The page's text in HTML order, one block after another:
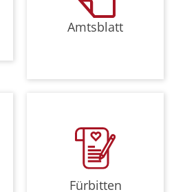
Amtsblatt
Fürbitten